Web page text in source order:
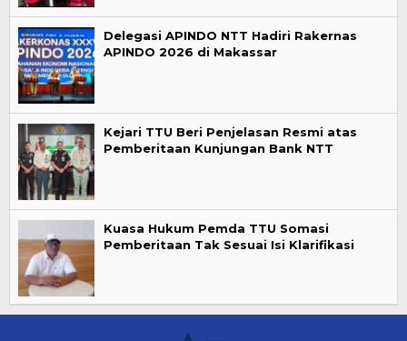
Delegasi APINDO NTT Hadiri Rakernas
APINDO 2026 di Makassar
Kejari TTU Beri Penjelasan Resmi atas
Pemberitaan Kunjungan Bank NTT
Kuasa Hukum Pemda TTU Somasi
Pemberitaan Tak Sesuai Isi Klarifikasi